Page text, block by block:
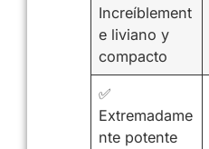
Increíblement
e liviano y
compacto
✅
Extremadame
nte potente